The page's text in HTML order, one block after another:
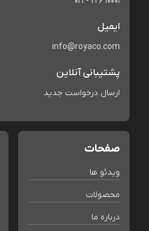
ایمیل
info@royaco.com
پشتیبانی آنلاین
ارسال درخواست جدید
صفحات
ویدئو ها
محصولات
درباره ما